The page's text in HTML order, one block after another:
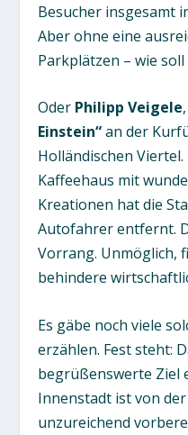
Besucher insgesamt
Aber ohne eine
Parkplätzen – wie soll
Oder Philipp Veigele
Einstein“an der
Holländischen
Kaffeehaus mit
Kreationen hat die
Autofahrer entfernt.
Vorrang. Unmöglich,
behindere
Es gäbe noch viele
erzählen. Fest steht:
begrüßenswerte Ziel
Innenstadt ist von
unzureichend